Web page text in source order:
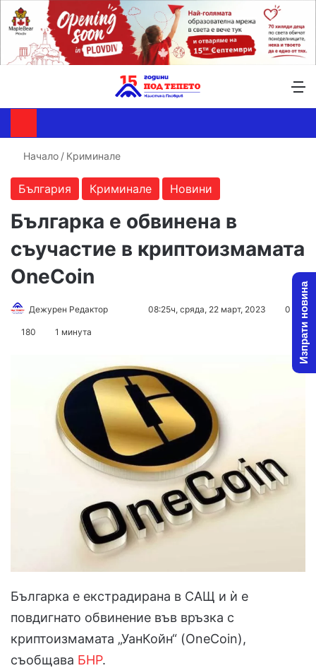
Начало / Криминале
България Криминале Новини
Българка е обвинена в
съучастие в криптоизмамата
OneCoin
Дежурен Редактор
Send08:25ч, сряда, 22 март, 2023 0
180 1 минута
Българка е екстрадирана в САЩ и ѝ е
повдигнато обвинение във връзка с
криптоизмамата „УанКойн“ (OneCoin),
съобщава БНР.
Изпрати новина